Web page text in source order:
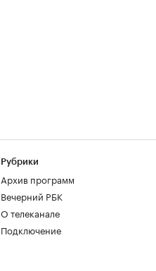
Рубрики
Архив программ
Вечерний РБК
О телеканале
Подключение